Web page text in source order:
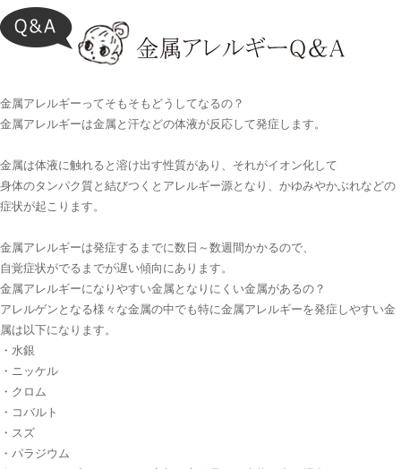
金属アレルギーってそもそもどうしてなるの？
金属アレルギーは金属と汗などの体液が反応して発症します。
金属は体液に触れると溶け出す性質があり、それがイオン化して
身体のタンパク質と結びつくとアレルギー源となり、かゆみやかぶれなどの
症状が起こります。
金属アレルギーは発症するまでに数日～数週間かかるので、
自覚症状がでるまでが遅い傾向にあります。
金属アレルギーになりやすい金属となりにくい金属があるの？
アレルゲンとなる様々な金属の中でも特に金属アレルギーを発症しやすい金
属は以下になります。
・水銀
・ニッケル
・クロム
・コバルト
・スズ
・パラジウム